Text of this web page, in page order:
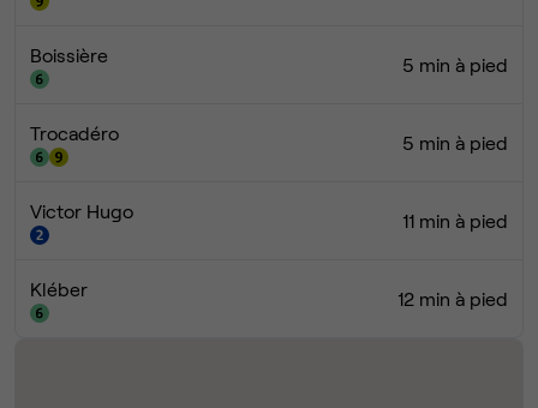
Boissière 5 min à pied
Trocadéro 5 min à pied
Victor Hugo 11 min à pied
Kléber 12 min à pied